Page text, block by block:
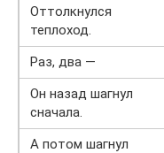
Оттолкнулся
теплоход.
Раз, два —
Он назад шагнул
сначала.
А потом шагнул